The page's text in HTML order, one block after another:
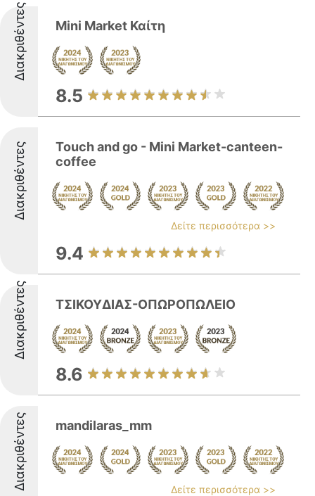
Διακριθέντες Mini Market Καίτη
8.5
Διακριθέντες
Touch and go - Mini Market-canteen-
coffee
Δείτε περισσότερα >>
9.4
Διακριθέντες ΤΣΙΚΟΥΔΙΑΣ-ΟΠΩΡΟΠΩΛΕΙΟ
8.6
Διακριθέντες mandilaras_mm
Δείτε περισσότερα >>